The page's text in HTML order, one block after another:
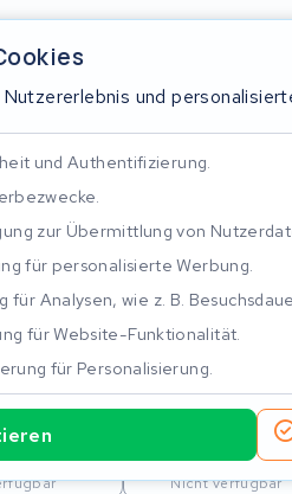
Warenkorb
repariert
und
und Authentifizierung.
zur Übermittlung von
für personalisierte Werbung.
für Analysen, wie z. B.
für Website-Funktionalität.
für Personalisierung.
Neues
Nicht verfügbar